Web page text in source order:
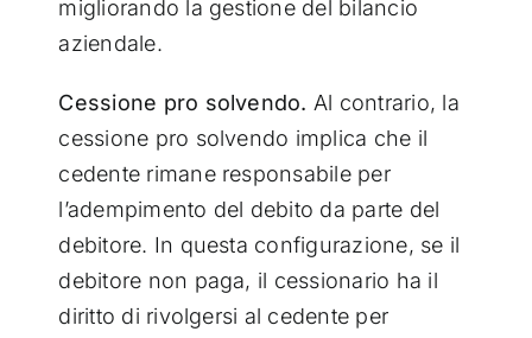
migliorando la gestione del bilancio
aziendale.
Cessione pro solvendo. Al contrario, la
cessione pro solvendo implica che il
cedente rimane responsabile per
l’adempimento del debito da parte del
debitore. In questa configurazione, se il
debitore non paga, il cessionario ha il
diritto di rivolgersi al cedente per